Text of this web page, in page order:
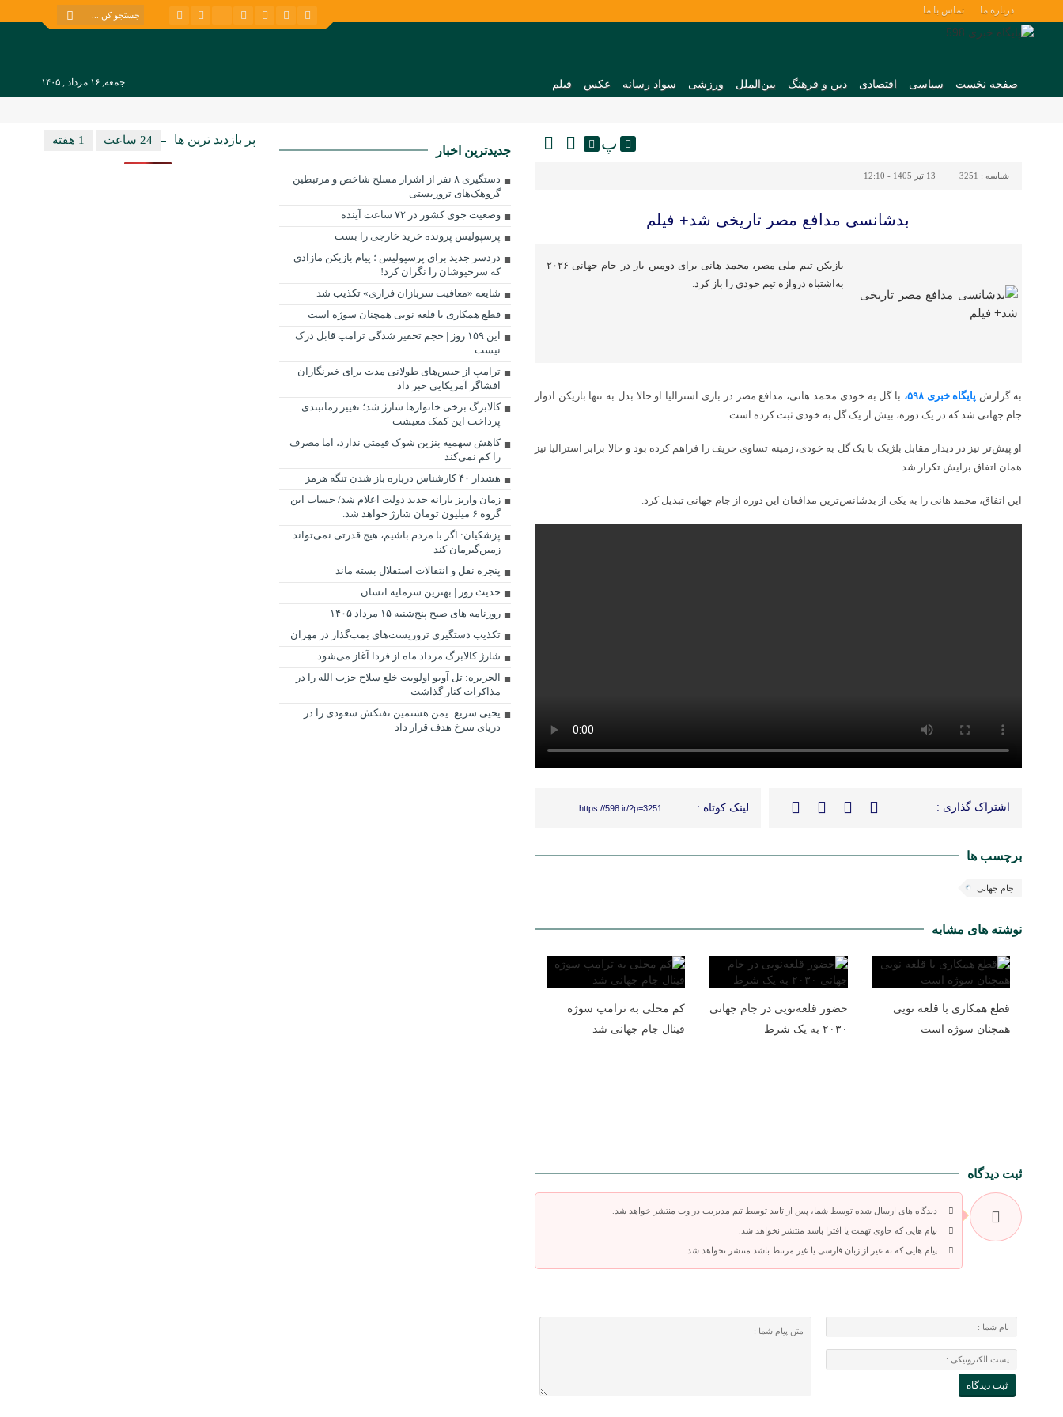
درباره ما تماس با ما
صفحه نخست سیاسی اقتصادی دین و فرهنگ بین‌الملل ورزشی سواد رسانه عکس فیلم جمعه, ۱۶ مرداد , ۱۴۰۵
پ
شناسه : 3251 13 تیر 1405 - 12:10
بدشانسی مدافع مصر تاریخی شد+ فیلم
بازیکن تیم ملی مصر، محمد هانی برای دومین بار در جام جهانی ۲۰۲۶
به‌اشتباه دروازه تیم خودی را باز کرد.
به گزارش پایگاه خبری ۵۹۸،
با گل به خودی محمد هانی، مدافع مصر در بازی استرالیا او حالا بدل به تنها بازیکن ادوار
جام جهانی شد که در یک دوره، بیش از یک گل به خودی ثبت کرده است.
او پیش‌تر نیز در دیدار مقابل بلژیک با یک گل به خودی، زمینه تساوی حریف را فراهم کرده بود و حالا برابر استرالیا نیز
همان اتفاق برایش تکرار شد.
این اتفاق، محمد هانی را به یکی از بدشانس‌ترین مدافعان این دوره از جام جهانی تبدیل کرد.
اشتراک گذاری : لینک کوتاه : https://598.ir/?p=3251
برچسب ها
جام جهانی
نوشته های مشابه
قطع همکاری با قلعه نویی
همچنان سوژه است
حضور قلعه‌نویی در جام جهانی
۲۰۳۰ به یک شرط
کم محلی به ترامپ سوژه
فینال جام جهانی شد
ثبت دیدگاه
دیدگاه های ارسال شده توسط شما، پس از تایید توسط تیم مدیریت در وب منتشر خواهد شد.
پیام هایی که حاوی تهمت یا افترا باشد منتشر نخواهد شد.
پیام هایی که به غیر از زبان فارسی یا غیر مرتبط باشد منتشر نخواهد شد.
جدیدترین اخبار
دستگیری ۸ نفر از اشرار مسلح شاخص و مرتبطین
گروهک‌های تروریستی
وضعیت جوی کشور در ۷۲ ساعت آینده
پرسپولیس پرونده خرید خارجی را بست
دردسر جدید برای پرسپولیس ؛ پیام بازیکن مازادی
که سرخپوشان را نگران کرد!
شایعه «معافیت سربازان فراری» تکذیب شد
قطع همکاری با قلعه نویی همچنان سوژه است
این ۱۵۹ روز | حجم تحقیر شدگی ترامپ قابل درک
نیست
ترامپ از حبس‌های طولانی مدت برای خبرنگاران
افشاگر آمریکایی خبر داد
کالابرگ برخی خانوارها شارژ شد؛ تغییر زمانبندی
پرداخت این کمک معیشت
کاهش سهمیه بنزین شوک قیمتی ندارد، اما مصرف
را کم نمی‌کند
هشدار ۴۰ کارشناس درباره باز شدن تنگه هرمز
زمان واریز یارانه جدید دولت اعلام شد/ حساب این
گروه ۶ میلیون تومان شارژ خواهد شد.
پزشکیان: اگر با مردم باشیم، هیچ قدرتی نمی‌تواند
زمین‌گیرمان کند
پنجره‌ نقل و انتقالات استقلال بسته ماند
حدیث روز | بهترین سرمایه انسان
روزنامه‌ های صبح پنج‌شنبه ۱۵ مرداد ۱۴۰۵
تکذیب دستگیری تروریست‌های بمب‌گذار در مهران
شارژ کالابرگ مرداد ماه از فردا آغاز می‌شود
الجزیره: تل آویو اولویت خلع سلاح حزب الله را در
مذاکرات کنار گذاشت
یحیی سریع: یمن هشتمین نفتکش سعودی را در
دریای سرخ هدف قرار داد
پر بازدید ترین ها 1 هفته 24 ساعت